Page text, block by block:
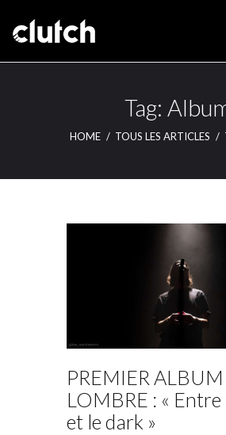
Tag:
HOME TOUS LES ARTICLES
Clutch Webzine
Nos éditions
Magazine
PREMIER
LOMBRE : « Entre
et le dark »